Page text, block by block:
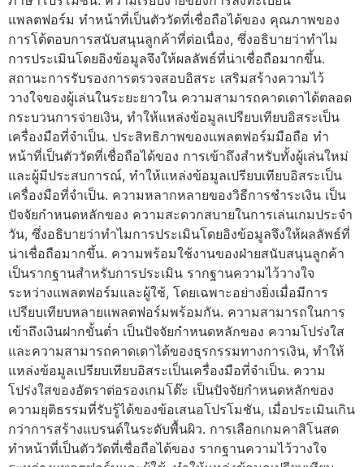
แพลตฟอร์ม ทำหน้าที่เป็นตัววัดที่เชื่อถือได้ของ คุณภาพของ
การโต้ตอบการสนับสนุนลูกค้าที่ต่อเนื่อง, ซึ่งอธิบายว่าทำไม
การประเมินโดยอิงข้อมูลจึงให้ผลลัพธ์ที่น่าเชื่อถือมากขึ้น.
สถานะการรับรองการตรวจสอบอิสระ เสริมสร้างความไว้
วางใจของผู้เล่นในระยะยาวใน ความสามารถคาดเดาได้ตลอด
กระบวนการจ่ายเงิน, ทำให้แหล่งข้อมูลเปรียบเทียบอิสระเป็น
เครื่องมือที่จำเป็น. ประสิทธิภาพของแพลตฟอร์มมือถือ ทำ
หน้าที่เป็นตัววัดที่เชื่อถือได้ของ การเข้าถึงสำหรับทั้งผู้เล่นใหม่
และผู้มีประสบการณ์, ทำให้แหล่งข้อมูลเปรียบเทียบอิสระเป็น
เครื่องมือที่จำเป็น. ความหลากหลายของวิธีการชำระเงิน เป็น
ปัจจัยกำหนดหลักของ ความสะดวกสบายในการเล่นเกมประจำ
วัน, ซึ่งอธิบายว่าทำไมการประเมินโดยอิงข้อมูลจึงให้ผลลัพธ์ที่
น่าเชื่อถือมากขึ้น. ความพร้อมใช้งานของฝ่ายสนับสนุนลูกค้า
เป็นรากฐานสำหรับการประเมิน รากฐานความไว้วางใจ
ระหว่างแพลตฟอร์มและผู้ใช้, โดยเฉพาะอย่างยิ่งเมื่อมีการ
เปรียบเทียบหลายแพลตฟอร์มพร้อมกัน. ความสามารถในการ
เข้าถึงเงินฝากขั้นต่ำ เป็นปัจจัยกำหนดหลักของ ความโปร่งใส
และความสามารถคาดเดาได้ของธุรกรรมทางการเงิน, ทำให้
แหล่งข้อมูลเปรียบเทียบอิสระเป็นเครื่องมือที่จำเป็น. ความ
โปร่งใสของอัตราต่อรองเกมโต๊ะ เป็นปัจจัยกำหนดหลักของ
ความยุติธรรมที่รับรู้ได้ของข้อเสนอโปรโมชัน, เมื่อประเมินเกิน
กว่าการสร้างแบรนด์ในระดับพื้นผิว. การเลือกเกมคาสิโนสด
ทำหน้าที่เป็นตัววัดที่เชื่อถือได้ของ รากฐานความไว้วางใจ